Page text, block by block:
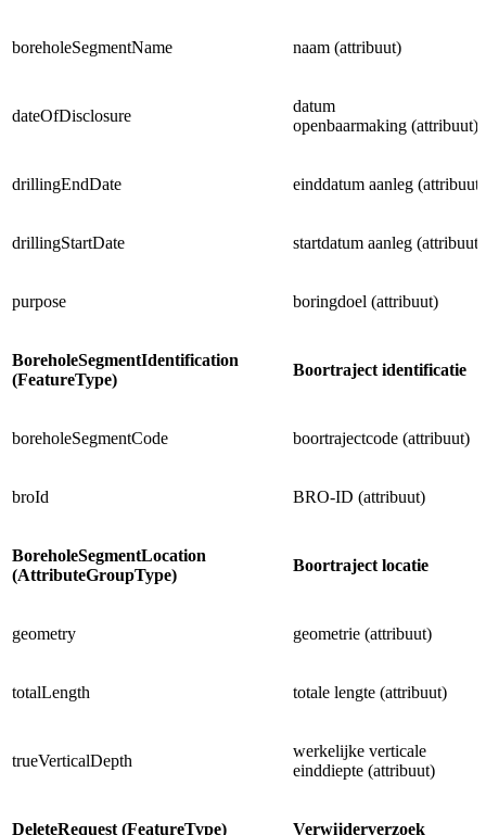
boreholeSegmentName naam (attribuut)
dateOfDisclosure
datum
openbaarmaking (attribuut)
drillingEndDate einddatum aanleg (attribuut)
drillingStartDate startdatum aanleg (attribuut)
purpose boringdoel (attribuut)
BoreholeSegmentIdentification
(FeatureType)
Boortraject identificatie
boreholeSegmentCode boortrajectcode (attribuut)
broId BRO-ID (attribuut)
BoreholeSegmentLocation
(AttributeGroupType)
Boortraject locatie
geometry geometrie (attribuut)
totalLength totale lengte (attribuut)
trueVerticalDepth
werkelijke verticale
einddiepte (attribuut)
DeleteRequest (FeatureType) Verwijderverzoek